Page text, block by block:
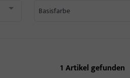
Basisfarbe
Artikel gefunden